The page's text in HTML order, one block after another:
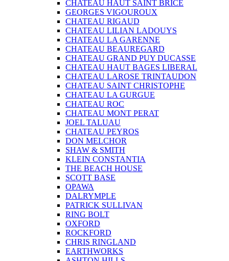
CHATEAU HAUT SAINT BRICE
GEORGES VIGOUROUX
CHATEAU RIGAUD
CHATEAU LILIAN LADOUYS
CHATEAU LA GARENNE
CHATEAU BEAUREGARD
CHATEAU GRAND PUY DUCASSE
CHATEAU HAUT BAGES LIBERAL
CHATEAU LAROSE TRINTAUDON
CHATEAU SAINT CHRISTOPHE
CHATEAU LA GURGUE
CHATEAU ROC
CHATEAU MONT PERAT
JOEL TALUAU
CHATEAU PEYROS
DON MELCHOR
SHAW & SMITH
KLEIN CONSTANTIA
THE BEACH HOUSE
SCOTT BASE
OPAWA
DALRYMPLE
PATRICK SULLIVAN
RING BOLT
OXFORD
ROCKFORD
CHRIS RINGLAND
EARTHWORKS